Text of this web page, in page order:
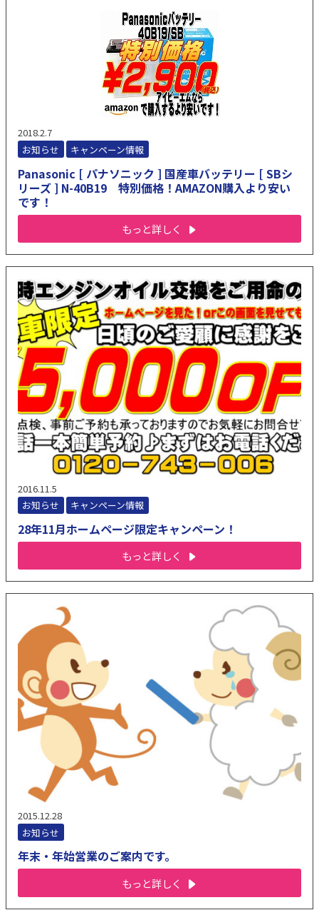
2018.2.7
お知らせ
キャンペーン情報
Panasonic [ パナソニック ] 国産車バッテリー [ SBシ
リーズ ] N-40B19 特別価格！AMAZON購入より安い
です！
もっと詳しく
2016.11.5
お知らせ
キャンペーン情報
28年11月ホームページ限定キャンペーン！
もっと詳しく
2015.12.28
お知らせ
年末・年始営業のご案内です。
もっと詳しく